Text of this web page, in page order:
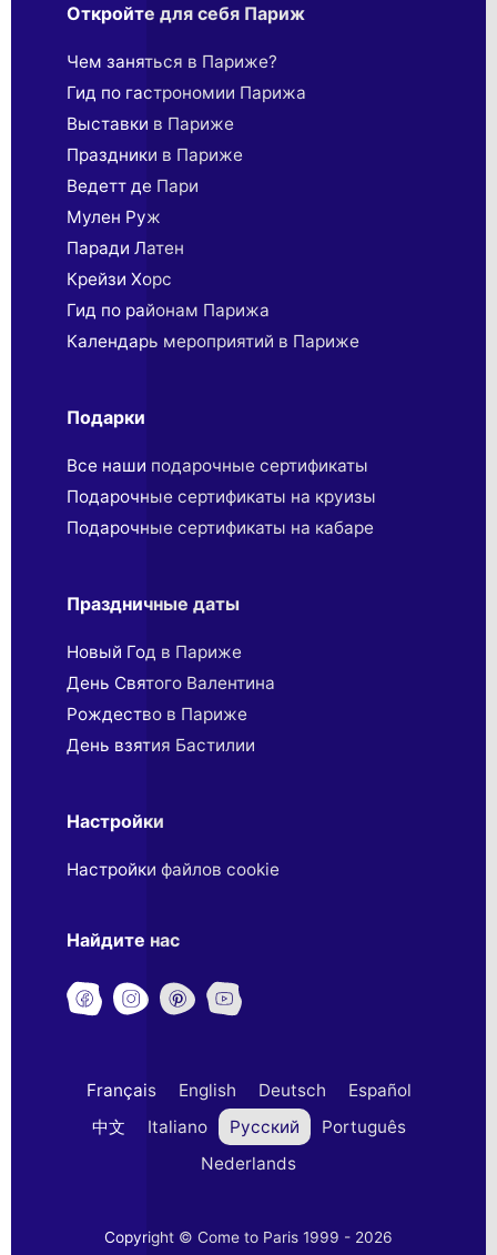
Откройте для себя Париж
Чем заняться в Париже?
Гид по гастрономии Парижа
Выставки в Париже
Праздники в Париже
Ведетт де Пари
Мулен Руж
Паради Латен
Крейзи Хорс
Гид по районам Парижа
Календарь мероприятий в Париже
Подарки
Все наши подарочные сертификаты
Подарочные сертификаты на круизы
Подарочные сертификаты на кабаре
Праздничные даты
Новый Год в Париже
День Святого Валентина
Рождество в Париже
День взятия Бастилии
Настройки
Настройки файлов cookie
Найдите нас
Français English Deutsch
Español
中文
Italiano Русский
Português
Nederlands
Copyright © Come to Paris 1999 - 2026